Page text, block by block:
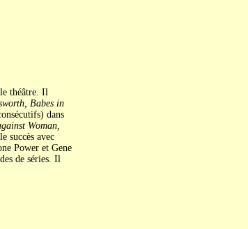
théâtre. Il
Babes in
dans
Woman,
succès avec
Power et Gene
de séries. Il